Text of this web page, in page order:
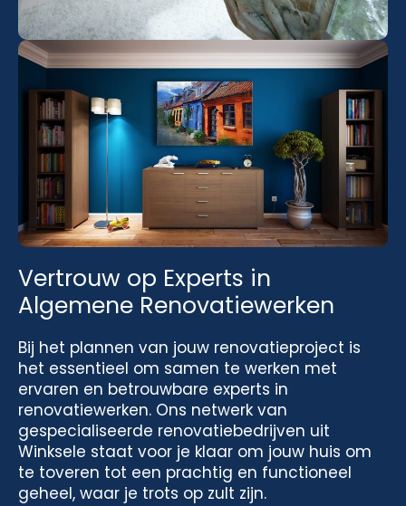
Vertrouw op Experts in
Algemene Renovatiewerken
Bij het plannen van jouw renovatieproject is
het essentieel om samen te werken met
ervaren en betrouwbare experts in
renovatiewerken. Ons netwerk van
gespecialiseerde renovatiebedrijven uit
Winksele staat voor je klaar om jouw huis om
te toveren tot een prachtig en functioneel
geheel, waar je trots op zult zijn.